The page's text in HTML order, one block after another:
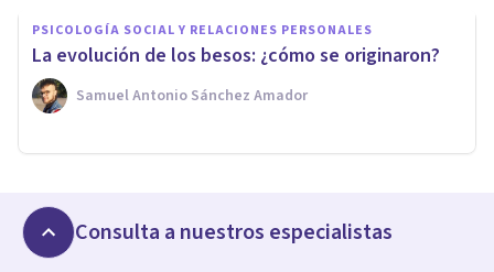
PSICOLOGÍA SOCIAL Y RELACIONES PERSONALES
La evolución de los besos: ¿cómo se originaron?
Samuel Antonio Sánchez Amador
Consulta a nuestros especialistas